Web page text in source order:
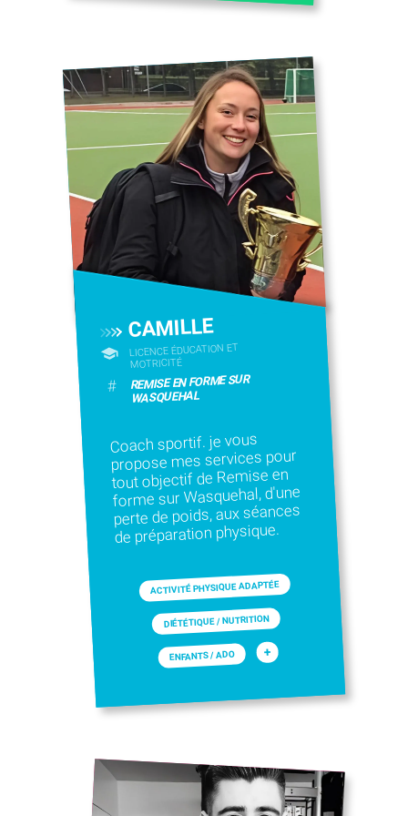
CAMILLE
LICENCE ÉDUCATION ET
MOTRICITÉ
# REMISE EN FORME SUR
WASQUEHAL
Coach sportif. je vous
propose mes services pour
tout objectif de Remise en
forme sur Wasquehal, d'une
perte de poids, aux séances
de préparation physique.
ACTIVITÉ PHYSIQUE ADAPTÉE
DIÉTÉTIQUE / NUTRITION
ENFANTS / ADO +